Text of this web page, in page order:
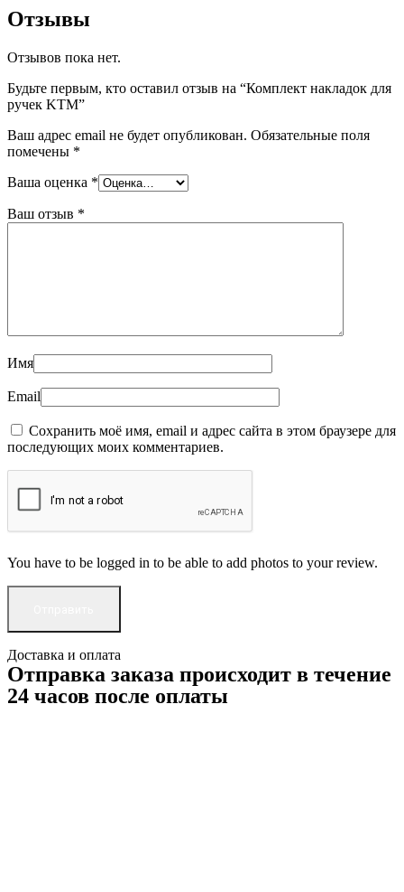
Отзывы
Отзывов пока нет.
Будьте первым, кто оставил отзыв на “Комплект накладок для
ручек KTM”
Ваш адрес email не будет опубликован. Обязательные поля
помечены *
Ваша оценка *
Ваш отзыв *
Имя
Email
Сохранить моё имя, email и адрес сайта в этом браузере для
последующих моих комментариев.
You have to be logged in to be able to add photos to your review.
Доставка и оплата
Отправка заказа происходит в течение
24 часов после оплаты